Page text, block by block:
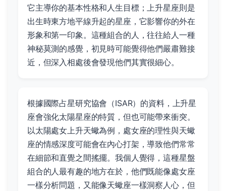
它主導你的基本性格和人生目標；上升星座則是
出生時東方地平線升起的星座，它影響你的外在
形象和第一印象。這種組合的人，往往給人一種
神秘莫測的感覺，初見時可能覺得他們嚴肅難接
近，但深入相處後會發現他們其實很細心。
根據國際占星研究協會（ISAR）的資料，上升星
座會強化太陽星座的特質，但也可能帶來衝突。
以太陽處女上升天蠍為例，處女座的理性與天蠍
座的情感深度可能會在內心打架，導致他們常常
在細節和直覺之間搖擺。我個人覺得，這種星盤
組合的人最有趣的地方在於，他們既能像處女座
一樣分析問題，又能像天蠍座一樣洞察人心，但